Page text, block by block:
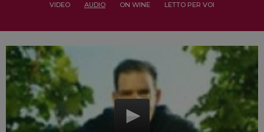
VIDEO AUDIO ON WINE LETTO PER VOI